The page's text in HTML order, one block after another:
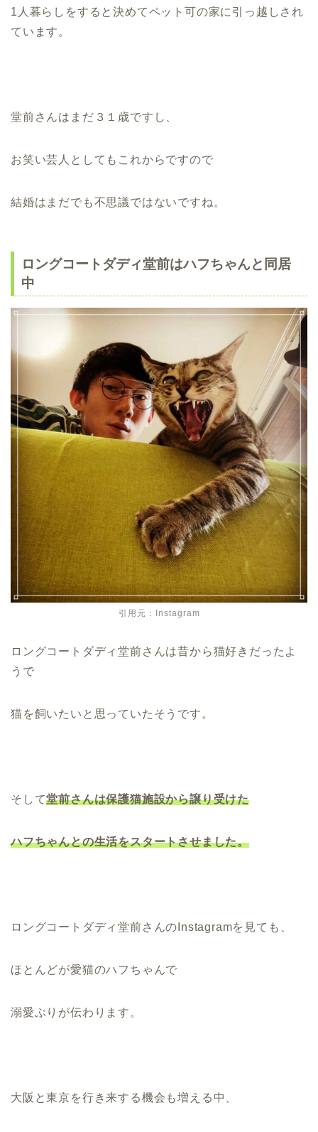
1人暮らしをすると決めてペット可の家に引っ越しされ
ています。
堂前さんはまだ３１歳ですし、
お笑い芸人としてもこれからですので
結婚はまだでも不思議ではないですね。
ロングコートダディ堂前はハフちゃんと同居
中
引用元：Instagram
ロングコートダディ堂前さんは昔から猫好きだったよ
うで
猫を飼いたいと思っていたそうです。
そして堂前さんは保護猫施設から譲り受けた
ハフちゃんとの生活をスタートさせました。
ロングコートダディ堂前さんのInstagramを見ても、
ほとんどが愛猫のハフちゃんで
溺愛ぶりが伝わります。
大阪と東京を行き来する機会も増える中、